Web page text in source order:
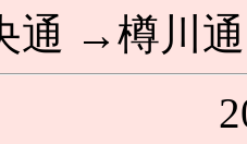
→樽川通